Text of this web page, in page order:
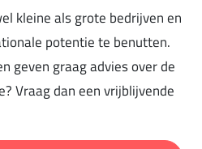
kleine als grote bedrijven en
potentie te benutten.
geven graag advies over de
Vraag dan een vrijblijvende